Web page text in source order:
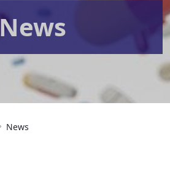
News
News